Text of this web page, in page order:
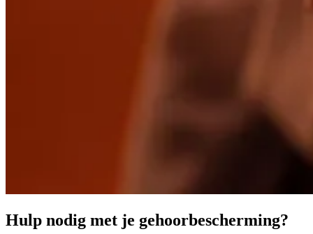
Hulp nodig met je gehoorbescherming?